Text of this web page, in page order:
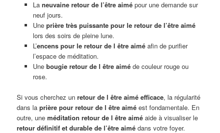
La neuvaine retour de l’être aimépour une demande sur
neuf jours.
Une prière très puissante pour le retour de l’être aimé
lors des soirs de pleine lune.
L’encens pour le retour de l être aiméafin de purifier
l’espace de méditation.
Une bougie retour de l être aiméde couleur rouge ou
rose.
Si vous cherchez unretour de l être aimé efficace, la régularité
dans laprière pour retour de l être aimé est fondamentale. En
outre, uneméditation retour de l être aimé aide à visualiser le
retour définitif et durable de l’être aimé dans votre foyer.